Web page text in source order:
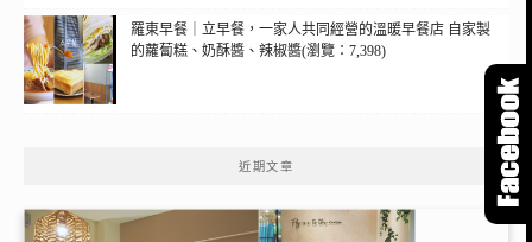
羅東早餐｜立早餐，一家人共同經營的溫暖早餐店 自家製
的蘿蔔糕、奶酥醬、辣椒醬(瀏覽：7,398)
近期文章